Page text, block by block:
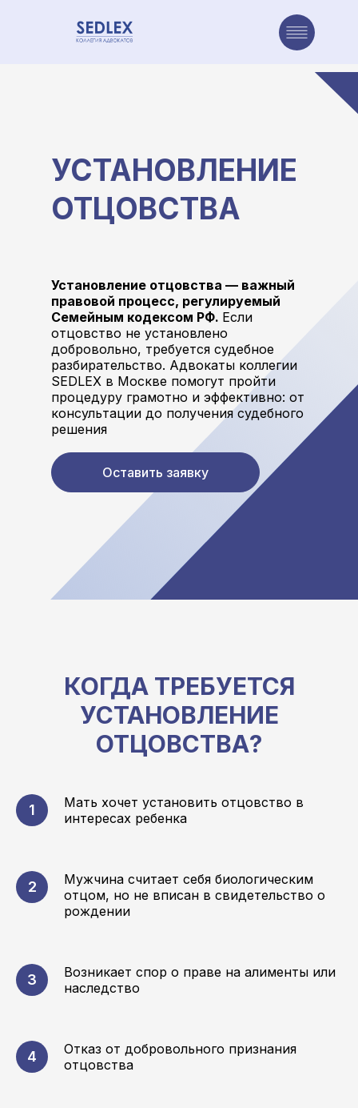
Проекты коллегии
УСТАНОВЛЕНИЕ
ОТЦОВСТВА
Установление отцовства — важный
правовой процесс, регулируемый
Семейным кодексом РФ. Если
отцовство не установлено
добровольно, требуется судебное
разбирательство. Адвокаты коллегии
SEDLEX в Москве помогут пройти
процедуру грамотно и эффективно: от
консультации до получения судебного
решения
Оставить заявку
КОГДА ТРЕБУЕТСЯ
УСТАНОВЛЕНИЕ
ОТЦОВСТВА?
Мать хочет установить отцовство в
интересах ребенка
Мужчина считает себя биологическим
отцом, но не вписан в свидетельство о
рождении
Возникает спор о праве на алименты или
наследство
Отказ от добровольного признания
отцовства